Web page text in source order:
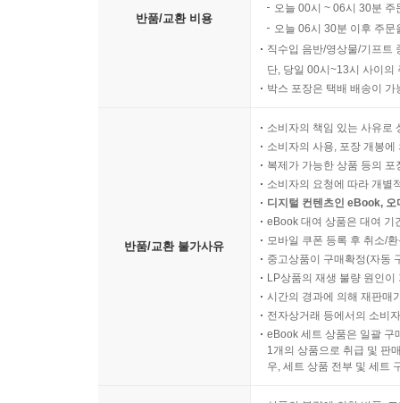
반품/교환 비용
오늘 00시 ~ 06시 30분
오늘 06시 30분 이후 주
직수입 음반/영상물/기프트
단, 당일 00시~13시 사이의
박스 포장은 택배 배송이
반품/교환 불가사유
소비자의 책임 있는 사유로
소비자의 사용, 포장 개봉
복제가 가능한 상품 등의
소비자의 요청에 따라 개별
디지털 컨텐츠인 eBook,
eBook 대여 상품은 대여 기
모바일 쿠폰 등록 후 취소/
중고상품이 구매확정(자동
LP상품의 재생 불량 원인
시간의 경과에 의해 재판매
전자상거래 등에서의 소비
eBook 세트 상품은 일괄 구
1개의 상품으로 취급 및 판
우, 세트 상품 전부 및 세트